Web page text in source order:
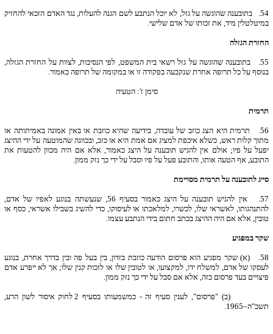
54.
בתובענה שהוגשה על גזל, לא יוכל הנתבע לשם הגנה להעלות, נגד האדם הזכאי להחזיק
במיטלטלין מיד, את זכותו של אדם שלישי.
החזרת הגזלה
55.
בתובענה שהוגשה על גזל רשאי בית המשפט, לפי הנסיבות, לצוות על החזרת הגזלה,
בנוסף על כל תרופה אחרת שנקבעה בפקודה זו או במקומה של תרופה כאמור.
סימן ז': הטעיה
תרמית
56.
תרמית היא הצג כוזב של עובדה, בידיעה שהיא כוזבת או באין אמונה באמיתותה או
מתוך קלות ראש, כשלא איכפת למציג אם אמת היא או כזב, ובכוונה שהמוטעה על ידי ההיצג
יפעל על פיו; אולם אין להגיש תובענה על היצג כאמור, אלא אם היה מכוון להטעות את
התובע, אף הטעה אותו, והתובע פעל על פיו וסבל על ידי כך נזק ממון.
סייג לתובענה על תרמית מסויימת
57.
אין להגיש תובענה על היצג כאמור בסעיף 56, שנעשתה בנוגע לאפיו של אדם,
להתנהגותו, לאשראי שלו, לכשרו, למלאכתו או לעיסוקו, כדי להשיג בשבילו אשראי, כסף או
טובין, אלא אם היה ההיצג בכתב חתום בידי הנתבע עצמו.
שקר במפגיע
58.
(א) שקר מפגיע הוא פרסום הודעה כוזבת בזדון, בין בעל פה ובין בדרך אחרת, בנוגע
לעסקו של אדם, למשלח ידו, למקצועו, או לטובין שלו או לזכות קנין שלו; אך לא ייפרע אדם
פיצויים בעד פרסום כזה, אלא אם סבל על ידי כך נזק ממון.
(ב) "פרסום", לענין סעיף זה - כמשמעותו בסעיף 2 לחוק איסור לשון הרע,
תשכ"ה–1965.